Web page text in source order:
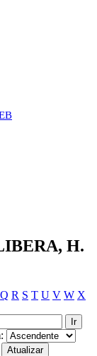
H.
Q R S T U V W X